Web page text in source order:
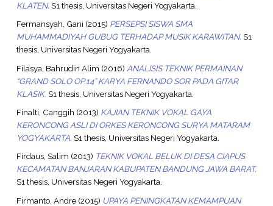
KLATEN. S1 thesis, Universitas Negeri Yogyakarta.
Fermansyah, Gani (2015) PERSEPSI SISWA SMA
MUHAMMADIYAH GUBUG TERHADAP MUSIK KARAWITAN. S1
thesis, Universitas Negeri Yogyakarta.
Filasya, Bahrudin Alim (2016) ANALISIS TEKNIK PERMAINAN
“GRAND SOLO OP.14” KARYA FERNANDO SOR PADA GITAR
KLASIK. S1 thesis, Universitas Negeri Yogyakarta.
Finalti, Canggih (2013) KAJIAN TEKNIK VOKAL GAYA
KERONCONG ASLI DI ORKES KERONCONG SURYA MATARAM
YOGYAKARTA. S1 thesis, Universitas Negeri Yogyakarta.
Firdaus, Salim (2013) TEKNIK VOKAL BELUK DI DESA CIAPUS
KECAMATAN BANJARAN KABUPATEN BANDUNG JAWA BARAT.
S1 thesis, Universitas Negeri Yogyakarta.
Firmanto, Andre(2015) UPAYA PENINGKATAN KEMAMPUAN